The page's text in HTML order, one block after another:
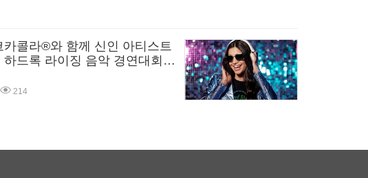
카콜라®와 함께 신인 아티스트
드록 라이징 음악 경연대회
214